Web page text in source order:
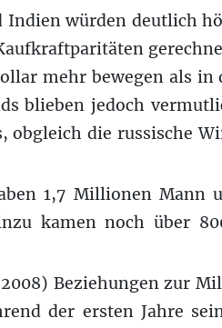
Indien würden deutlich
mehr bewegen als
blieben jedoch
die russische
1,7 Millionen Mann
kamen noch über
Beziehungen zur
der ersten Jahre